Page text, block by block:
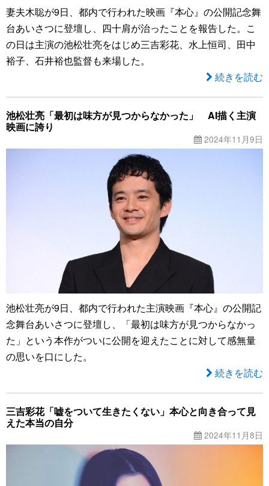
妻夫木聡が9日、都内で行われた映画『本心』の公開記念舞
台あいさつに登壇し、四十肩が治ったことを報告した。こ
の日は主演の池松壮亮をはじめ三吉彩花、水上恒司、田中
裕子、石井裕也監督も来場した。
続きを読む
池松壮亮「最初は味方が見つからなかった」 AI描く主演
映画に誇り
2024年11月9日
池松壮亮が9日、都内で行われた主演映画『本心』の公開記
念舞台あいさつに登壇し、「最初は味方が見つからなかっ
た」という本作がついに公開を迎えたことに対して感無量
の思いを口にした。
続きを読む
三吉彩花「嘘をついて生きたくない」本心と向き合って見
えた本当の自分
2024年11月8日